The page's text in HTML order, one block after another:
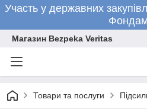
Участь у державних
Магазин Bezpeka Veritas
Товари та послуги